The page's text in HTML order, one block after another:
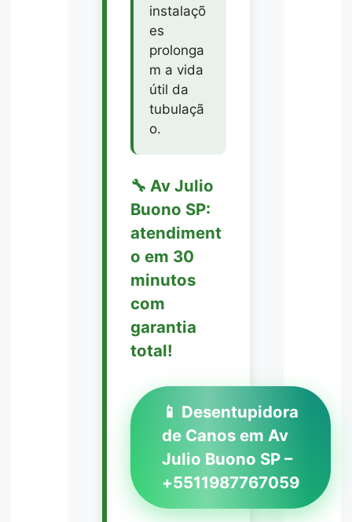
instalaçõ
es
prolonga
m a vida
útil da
tubulaçã
o.
🔧 Av Julio
Buono SP:
atendiment
o em 30
minutos
com
garantia
total!
📱 Desentupidora
de Canos em Av
Julio Buono SP –
+5511987767059